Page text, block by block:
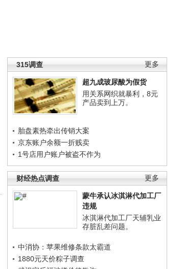
更多
315调查
超九成玻尿酸为假货
用关系网织就暴利，8元
产品卖到上万。
胎盘素热牵出传销大案
京东账户余额一折贱卖
1号店用户账户被盗不作为
更多
财经热点调查
蒙牛承认冰淇淋代加工厂
违规
冰淇淋代加工厂天辅乳业
存脏乱差问题。
中消协：苹果维修条款太霸道
1880元天价粽子调查